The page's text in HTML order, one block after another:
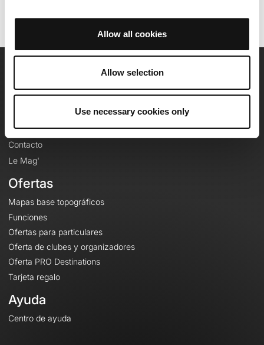
Allow all cookies
Allow selection
Use necessary cookies only
Equipo
A proposito
Contacto
Le Mag'
Ofertas
Mapas base topográficos
Funciones
Ofertas para particulares
Oferta de clubes y organizadores
Oferta PRO Destinations
Tarjeta regalo
Ayuda
Centro de ayuda